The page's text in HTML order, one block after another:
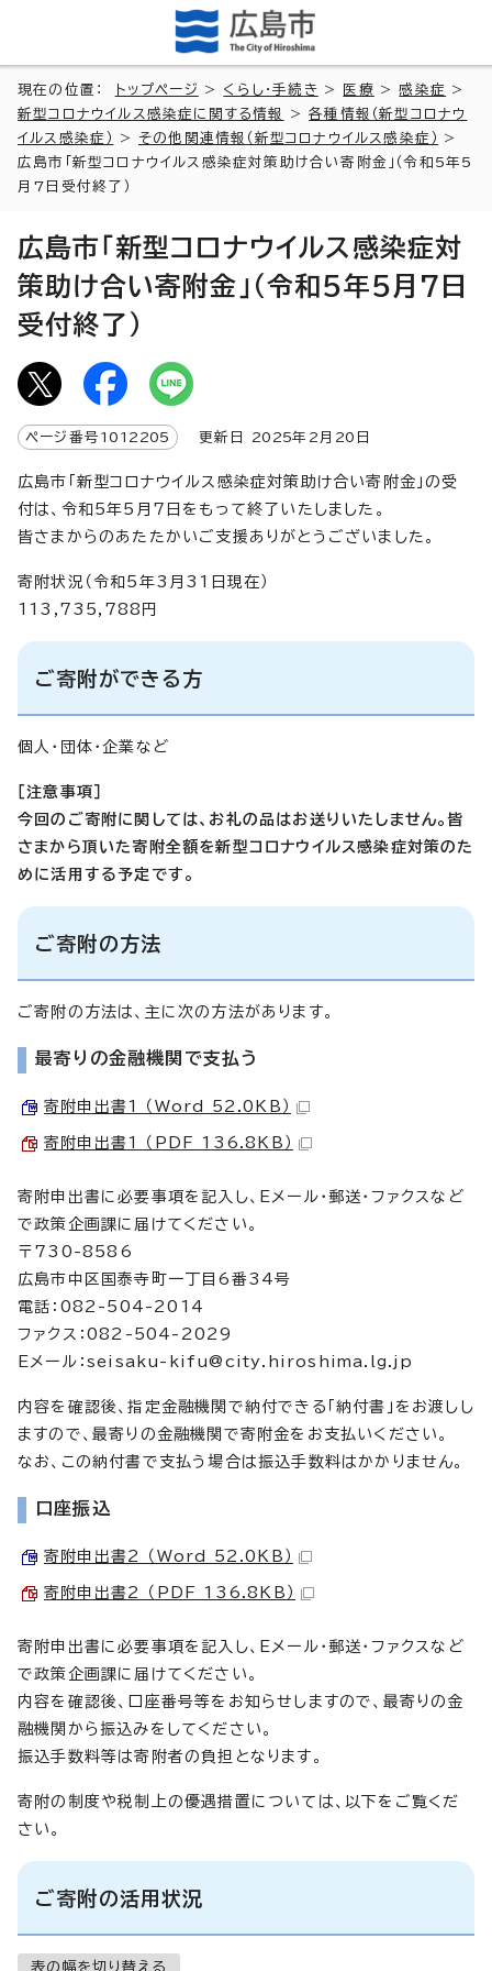
現在の位置： トップページ > くらし・手続き > 医療 >感染症
>
新型コロナウイルス感染症に関する情報
>各種情報（新型コロナウ
イルス感染症）
> その他関連情報（新型コロナウイルス感染症）
>
広島市「新型コロナウイルス感染症対策助け合い寄附金」（令和5年5
月7日受付終了）
広島市「新型コロナウイルス感染症対
策助け合い寄附金」（令和5年5月7日
受付終了）
ページ番号 1012205 更新日 2025年2月 20 日
広島市「新型コロナウイルス感染症対策助け合い寄附金」の受
付は、令和5年5月7日をもって終了いたしました。
皆さまからのあたたかいご支援ありがとうございました。
寄附状況（令和5年3月31日現在）
113,735,788円
ご寄附ができる方
個人・団体・企業など
［注意事項］
今回のご寄附に関しては、お礼の品はお送りいたしません。皆
さまから頂いた寄附全額を新型コロナウイルス感染症対策のた
めに活用する予定です。
ご寄附の方法
ご寄附の方法は、主に次の方法があります。
最寄りの金融機関で支払う
寄附申出書1 （Word 52.0KB）
寄附申出書1 （PDF 136.8KB）
寄附申出書に必要事項を記入し、Eメール・郵送・ファクスなど
で政策企画課に届けてください。
〒730-8586
広島市中区国泰寺町一丁目6番34号
電話：082-504-2014
ファクス：082-504-2029
Eメール： seisaku-kifu@city.hiroshima.lg.jp
内容を確認後、指定金融機関で納付できる「納付書」をお渡しし
ますので、最寄りの金融機関で寄附金をお支払いください。
なお、この納付書で支払う場合は振込手数料はかかりません。
口座振込
寄附申出書2 （Word 52.0KB）
寄附申出書2 （PDF 136.8KB）
寄附申出書に必要事項を記入し、Eメール・郵送・ファクスなど
で政策企画課に届けてください。
内容を確認後、口座番号等をお知らせしますので、最寄りの金
融機関から振込みをしてください。
振込手数料等は寄附者の負担となります。
寄附の制度や税制上の優遇措置については、以下をご覧くだ
さい。
ご寄附の活用状況
表の幅を切り替える